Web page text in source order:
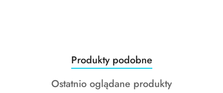
Pomiń karuzelę produktów
Produkty
o
statusie:
Produkty podobne
Produkty
Ostatnio oglądane produkty